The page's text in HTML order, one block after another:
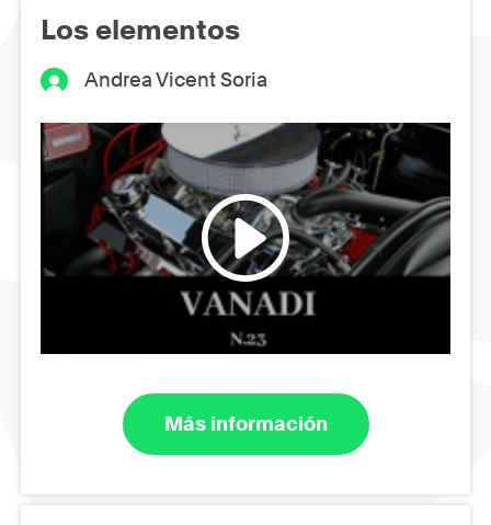
Los elementos
Andrea Vicent Soria
Más información